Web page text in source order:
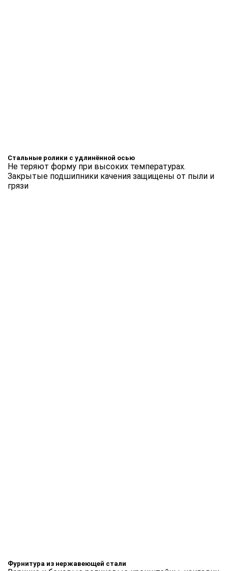
Стальные ролики с удлинённой осью
Не теряют форму при высоких температурах.
Закрытые подшипники качения защищены от пыли и
грязи
Фурнитура из нержавеющей стали